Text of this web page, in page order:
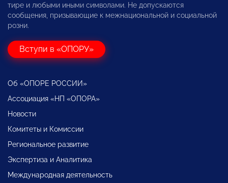
тире и любыми иными символами. Не допускаются
сообщения, призывающие к межнациональной и социальной
розни.
Вступи в «ОПОРУ»
Об «ОПОРЕ РОССИИ»
Ассоциация «НП «ОПОРА»
Новости
Комитеты и Комиссии
Региональное развитие
Экспертиза и Аналитика
Международная деятельность